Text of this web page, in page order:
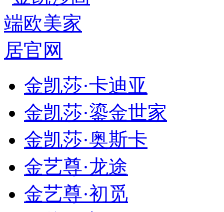
金凯莎·卡迪亚
金凯莎·鎏金世家
金凯莎·奥斯卡
金艺尊·龙途
金艺尊·初觅